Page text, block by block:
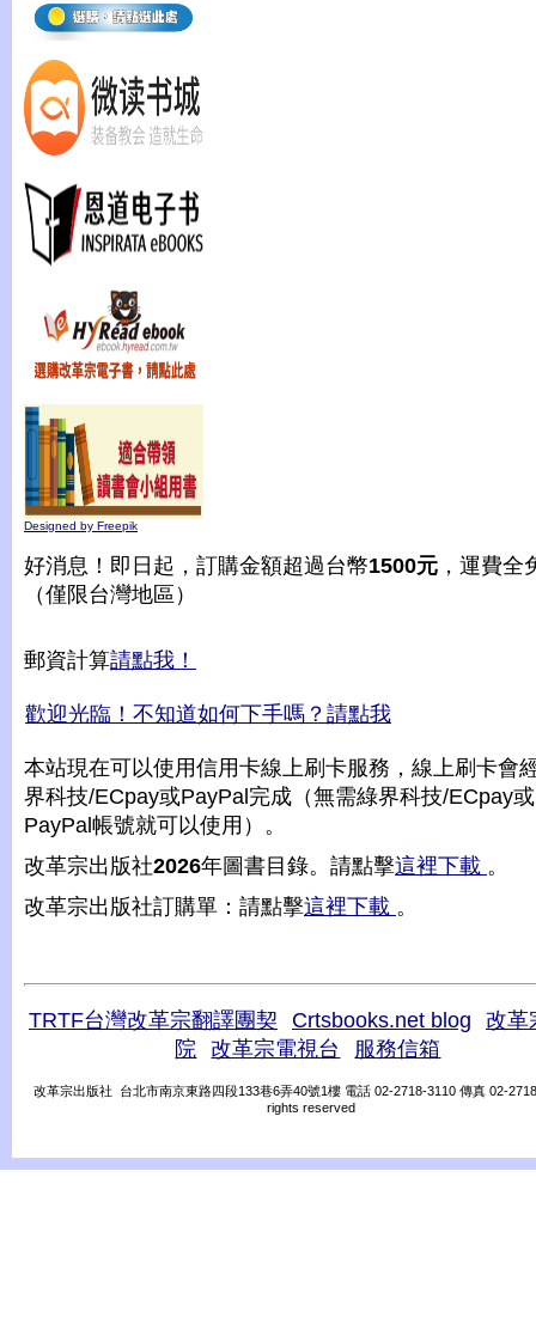
Designed by Freepik
好消息！即日起，訂購金額超過台幣1500元 ，運費全
（僅限台灣地區）
郵資計算請點我！
歡迎光臨！不知道如何下手嗎？請點我
本站現在可以使用信用卡線上刷卡服務，線上刷卡會
界科技/ECpay或PayPal完成（無需綠界科技/ECpay或
PayPal帳號就可以使用）。
改革宗出版社2026年圖書目錄。請點擊這裡下載 。
改革宗出版社訂購單：請點擊這裡下載 。
TRTF台灣改革宗翻譯團契 Crtsbooks.net blog
改革
院
改革宗電視台 服務信箱
改革宗出版社 台北市南京東路四段133巷6弄40號1樓 電話 02-2718-3110 傳真 02-
rights reserved